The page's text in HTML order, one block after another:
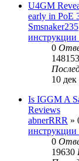
U4GM
early in PoE
Smsnaker235
инструкции
0
148153
10
Is IGGM A
Reviews
abnerRRR »
инструкции
0
19630